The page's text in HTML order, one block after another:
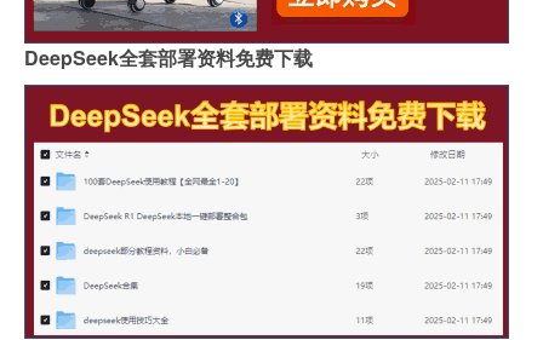
DeepSeek全套部署资料免费下载